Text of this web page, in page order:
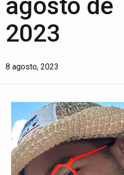
agosto de
2023
8 agosto, 2023